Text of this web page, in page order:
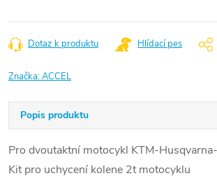
cena:
Dotaz k produktu Hlídací pes
Značka:ACCEL
Popis produktu
Pro dvoutaktní motocykl KTM-
Kit pro uchycení kolene 2t motocyklu